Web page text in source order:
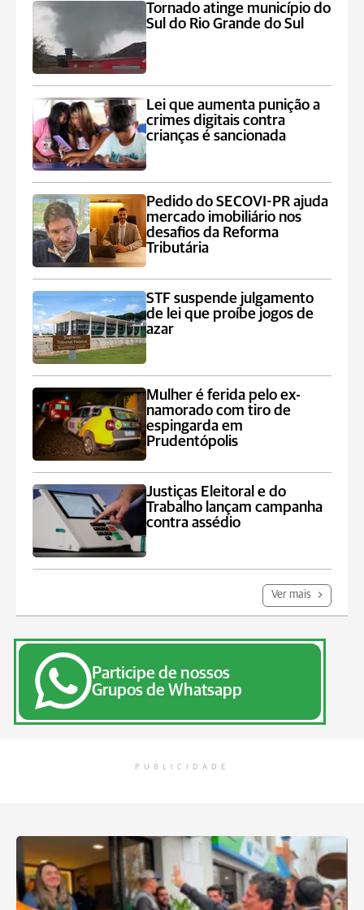
Tornado atinge município do
Sul do Rio Grande do Sul
Lei que aumenta punição a
crimes digitais contra
crianças é sancionada
Pedido do SECOVI-PR ajuda
mercado imobiliário nos
desafios da Reforma
Tributária
STF suspende julgamento
de lei que proíbe jogos de
azar
Mulher é ferida pelo ex-
namorado com tiro de
espingarda em
Prudentópolis
Justiças Eleitoral e do
Trabalho lançam campanha
contra assédio
Ver mais
Participe de nossos
Grupos de Whatsapp
PUBLICIDADE